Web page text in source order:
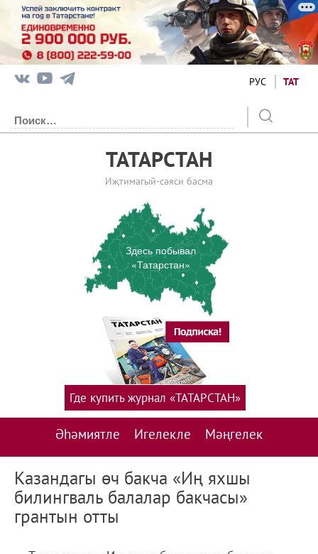
РУС ТАТ
ТАТАРСТАН
Иҗтимагый-сәяси басма
Здесь побывал
«Татарстан»
Әһәмиятле Игелекле Мәңгелек
Где купить журнал «ТАТАРСТАН»
Казандагы өч бакча «Иң яхшы
билингваль балалар бакчасы»
грантын отты